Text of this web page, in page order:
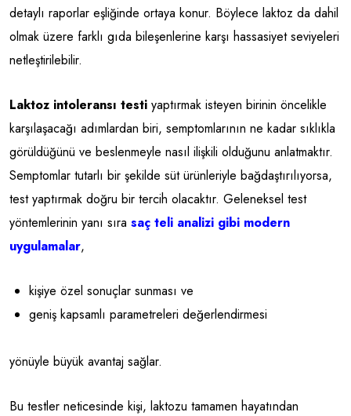
detaylı raporlar eşliğinde ortaya konur. Böylece laktoz da dahil
olmak üzere farklı gıda bileşenlerine karşı hassasiyet seviyeleri
netleştirilebilir.
Laktoz intoleransı testi yaptırmak isteyen birinin öncelikle
karşılaşacağı adımlardan biri, semptomlarının ne kadar sıklıkla
görüldüğünü ve beslenmeyle nasıl ilişkili olduğunu anlatmaktır.
Semptomlar tutarlı bir şekilde süt ürünleriyle bağdaştırılıyorsa,
test yaptırmak doğru bir tercih olacaktır. Geleneksel test
yöntemlerinin yanı sıra saç teli analizi gibi modern
uygulamalar,
kişiye özel sonuçlar sunması ve
geniş kapsamlı parametreleri değerlendirmesi
yönüyle büyük avantaj sağlar.
Bu testler neticesinde kişi, laktozu tamamen hayatından